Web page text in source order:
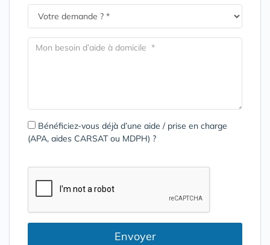
Bénéficiez-vous déjà d’une aide / prise en charge
(APA, aides CARSAT ou MDPH) ?
Envoyer